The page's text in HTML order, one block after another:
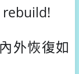
rebuild!
外恢復如